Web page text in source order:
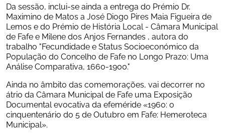
Da sessão, inclui-se ainda a entrega do Prémio Dr.
Maximino de Matos a José Diogo Pires Maia Figueira de
Lemos e do Prémio de História Local - Câmara Municipal
de Fafe e Milene dos Anjos Fernandes , autora do
trabalho "Fecundidade e Status Socioeconómico da
População do Concelho de Fafe no Longo Prazo: Uma
Análise Comparativa, 1660-1900."
Ainda no âmbito das comemorações, vai decorrer no
átrio da Câmara Municipal de Fafe uma Exposição
Documental evocativa da efeméride «1960: o
cinquentenário do 5 de Outubro em Fafe: Hemeroteca
Municipal».